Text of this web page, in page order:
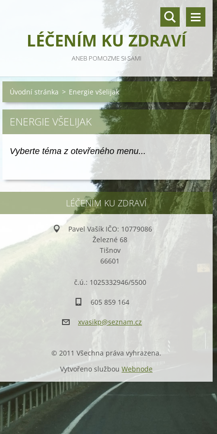
LÉČENÍM KU ZDRAVÍ
ANEB POMOZME SI SAMI
Úvodní stránka > Energie všelijak
ENERGIE VŠELIJAK
Vyberte téma z otevřeného menu...
LÉČENÍM KU ZDRAVÍ
Pavel Vašík IČO: 10779086
Železné 68
Tišnov
66601
č.ú.: 1025332946/5500
605 859 164
xvasikp@seznam.cz
© 2011 Všechna práva vyhrazena.
Vytvořeno službouWebnode